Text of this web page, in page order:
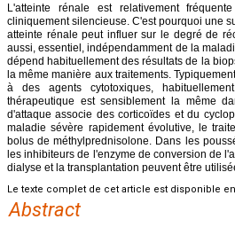
L'atteinte rénale est relativement
cliniquement silencieuse. C'est pourquoi une
atteinte rénale peut influer sur le degré de
aussi, essentiel, indépendamment de la
dépend habituellement des résultats de la
la même manière aux traitements.
à des agents cytotoxiques,
thérapeutique est sensiblement la même
d'attaque associe des corticoïdes et du
maladie sévère rapidement évolutive, le
bolus de méthylprednisolone. Dans les
les inhibiteurs de l'enzyme de conversion de
dialyse et la transplantation peuvent être
Le texte complet de cet article est disponible en
Abstract